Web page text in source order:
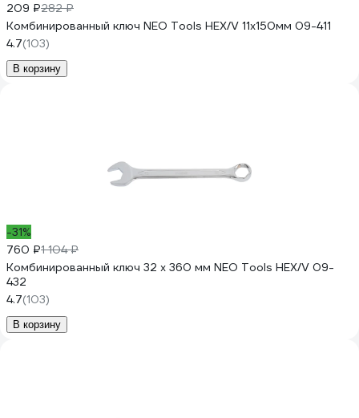
209 ₽282 ₽
Комбинированный ключ NEO Tools HEX/V 11x150мм 09-411
4.7(103)
В корзину
-31%
760 ₽1 104 ₽
Комбинированный ключ 32 x 360 мм NEO Tools HEX/V 09-
432
4.7(103)
В корзину